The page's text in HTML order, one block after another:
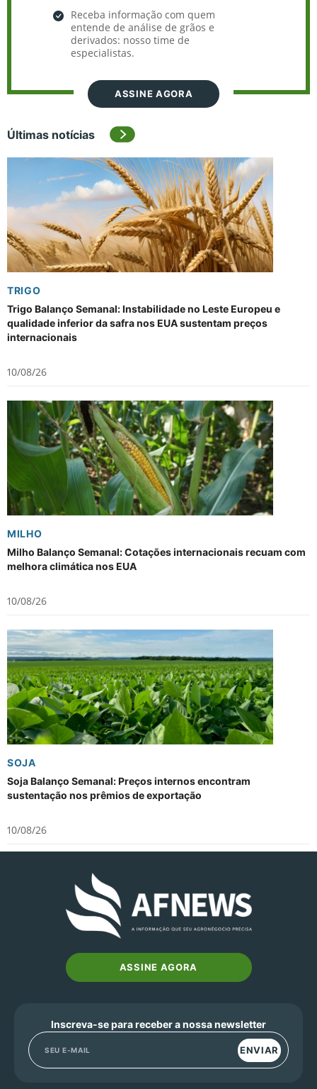
Receba informação com quem
entende de análise de grãos e
derivados: nosso time de
especialistas.
ASSINE AGORA
Últimas notícias
TRIGO
Trigo Balanço Semanal: Instabilidade no Leste Europeu e
qualidade inferior da safra nos EUA sustentam preços
internacionais
10/08/26
MILHO
Milho Balanço Semanal: Cotações internacionais recuam com
melhora climática nos EUA
10/08/26
SOJA
Soja Balanço Semanal: Preços internos encontram
sustentação nos prêmios de exportação
10/08/26
ASSINE AGORA
Inscreva-se para receber a nossa newsletter
ENVIAR